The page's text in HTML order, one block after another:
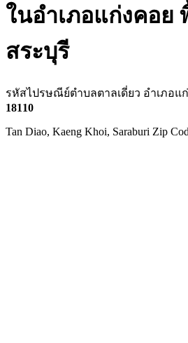
ในอำเภอแก่งคอย
สระบุรี
รหัสไปรษณีย์ตำบลตาลเดี่ยว อำเภอแ
18110
Tan Diao, Kaeng Khoi, Saraburi Zip